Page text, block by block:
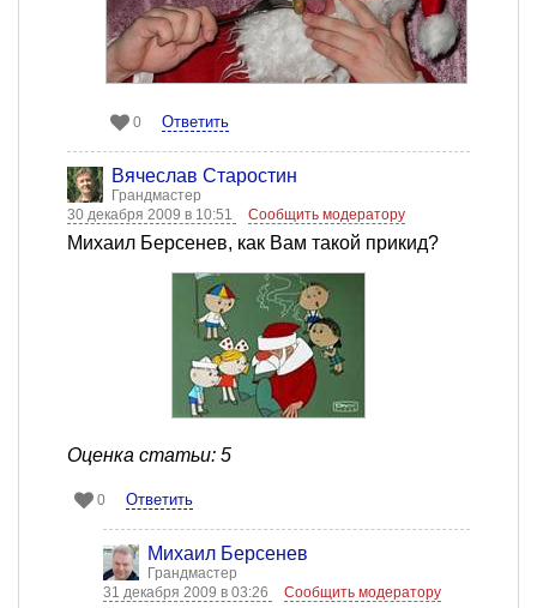
0 Ответить
Вячеслав Старостин
Грандмастер
30 декабря 2009 в 10:51
Сообщить модератору
Михаил Берсенев, как Вам такой прикид?
Оценка статьи: 5
0 Ответить
Михаил Берсенев
Грандмастер
31 декабря 2009 в 03:26
Сообщить модератору